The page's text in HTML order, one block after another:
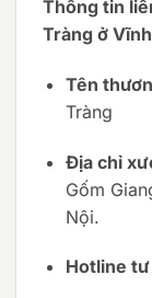
Thông tin
Tràng ở
Tên
Tràng
Địa chỉ
Gốm
Nội.
Hotline